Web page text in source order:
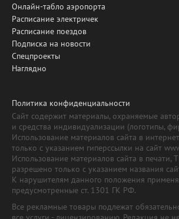
Онлайн-табло аэропорта
Расписание электричек
Расписание поездов
Подписка на новости
Спецпроекты
Наглядно
Политика конфиденциальности
Сайт содержит материалы, охраняемые
и средства индивидуализации (логотипы,
Использование материалов сайта в
только с указанием гиперссылки на сайт
Использование материалов сайта в печати,
разрешено только с указанием названия
К нарушителям данного положения
предусмотренные ст. 1301 ГК РФ.
Все рекламные товары подлежат